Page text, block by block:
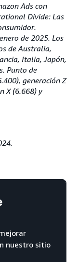
Ads con
Divide: Las
de 2025. Los
de Australia,
Italia, Japón,
Punto de
generación Z
X (6.668) y
nuestro sitio